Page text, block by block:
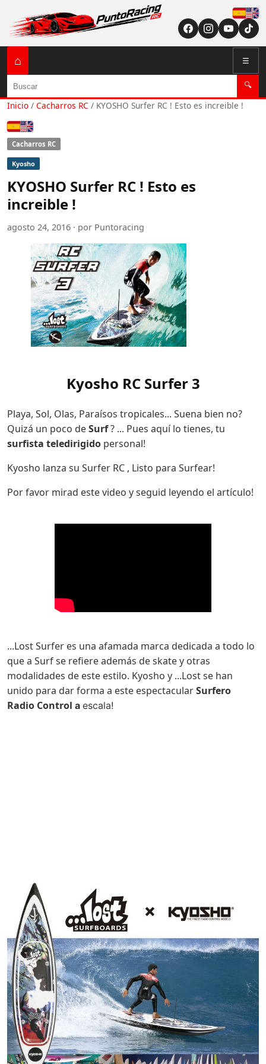
English (US /
⌂ ☰
Buscar 🔍
Inicio / Cacharros RC / KYOSHO Surfer RC ! Esto es increible !
Español
English (US / UK)
Cacharros RC
Kyosho
KYOSHO Surfer RC ! Esto es
increible !
agosto 24, 2016 · por Puntoracing
Kyosho RC Surfer 3
Playa, Sol, Olas, Paraísos tropicales... Suena bien no?
Quizá un poco deSurf? ... Pues aquí lo tienes, tu
surfista teledirigido personal!
Kyosho lanza su Surfer RC , Listo para Surfear!
Por favor mirad este video y seguid leyendo el artículo!
...Lost Surfer es una afamada marca dedicada a todo lo
que a Surf se refiere además de skate y otras
modalidades de este estilo. Kyosho y ...Lost se han
unido para dar forma a este espectacularSurfero
Radio Control a escala!